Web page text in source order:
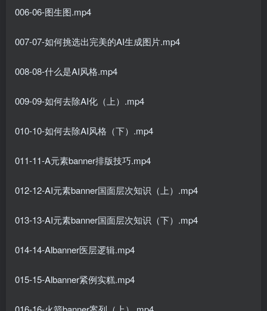
006-06-图生图.mp4
007-07-如何挑选出完美的AI生成图片.mp4
008-08-什么是AI风格.mp4
009-09-如何去除AI化（上）.mp4
010-10-如何去除AI风格（下）.mp4
011-11-A元素banner排版技巧.mp4
012-12-AI元素banner国面层次知识（上）.mp4
013-13-AI元素banner国面层次知识（下）.mp4
014-14-Albanner医层逻辑.mp4
015-15-Albanner紧例实糕.mp4